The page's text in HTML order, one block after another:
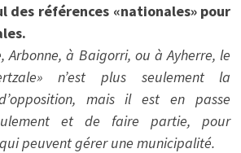
des références «nationales» pour
Arbonne, à Baigorri, ou à Ayherre, le
n’est plus seulement la
mais il est en passe
et de faire partie, pour
peuvent gérer une municipalité.